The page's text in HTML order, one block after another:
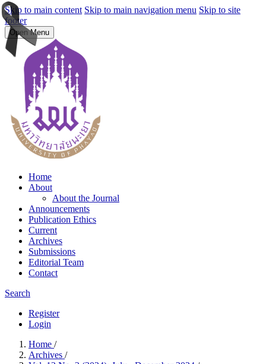
Skip to main content Skip to main navigation menu Skip to site
footer
Open Menu
Home
About
About the Journal
Announcements
Publication Ethics
Current
Archives
Submissions
Editorial Team
Contact
Search
Register
Login
Home /
Archives /